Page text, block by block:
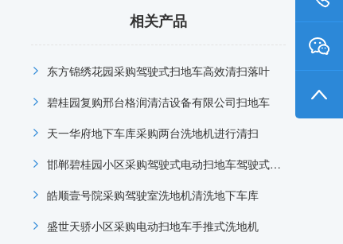
相关产品
东方锦绣花园采购驾驶式扫地车高效清扫落叶
碧桂园复购邢台格润清洁设备有限公司扫地车
天一华府地下车库采购两台洗地机进行清扫
邯郸碧桂园小区采购驾驶式电动扫地车驾驶式洗地机
皓顺壹号院采购驾驶室洗地机清洗地下车库
盛世天骄小区采购电动扫地车手推式洗地机